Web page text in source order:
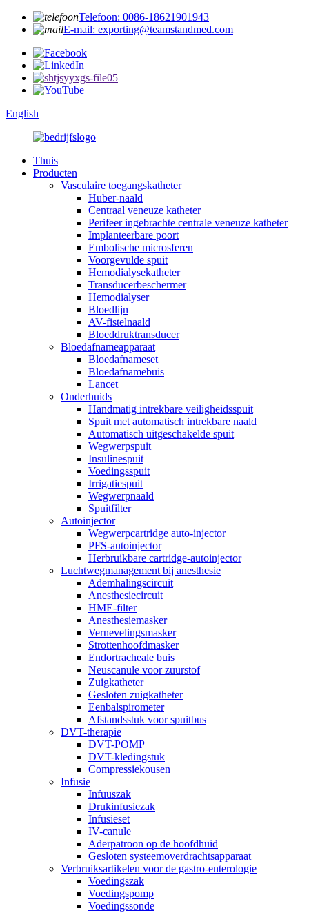
Telefoon: 0086-18621901943
E-mail: exporting@teamstandmed.com
English
Thuis
Producten
Vasculaire toegangskatheter
Huber-naald
Centraal veneuze katheter
Perifeer ingebrachte centrale veneuze katheter
Implanteerbare poort
Embolische microsferen
Voorgevulde spuit
Hemodialysekatheter
Transducerbeschermer
Hemodialyser
Bloedlijn
AV-fistelnaald
Bloeddruktransducer
Bloedafnameapparaat
Bloedafnameset
Bloedafnamebuis
Lancet
Onderhuids
Handmatig intrekbare veiligheidsspuit
Spuit met automatisch intrekbare naald
Automatisch uitgeschakelde spuit
Wegwerpspuit
Insulinespuit
Voedingsspuit
Irrigatiespuit
Wegwerpnaald
Spuitfilter
Autoinjector
Wegwerpcartridge auto-injector
PFS-autoinjector
Herbruikbare cartridge-autoinjector
Luchtwegmanagement bij anesthesie
Ademhalingscircuit
Anesthesiecircuit
HME-filter
Anesthesiemasker
Vernevelingsmasker
Strottenhoofdmasker
Endortracheale buis
Neuscanule voor zuurstof
Zuigkatheter
Gesloten zuigkatheter
Eenbalspirometer
Afstandsstuk voor spuitbus
DVT-therapie
DVT-POMP
DVT-kledingstuk
Compressiekousen
Infusie
Infuuszak
Drukinfusiezak
Infusieset
IV-canule
Aderpatroon op de hoofdhuid
Gesloten systeemoverdrachtsapparaat
Verbruiksartikelen voor de gastro-enterologie
Voedingszak
Voedingspomp
Voedingssonde